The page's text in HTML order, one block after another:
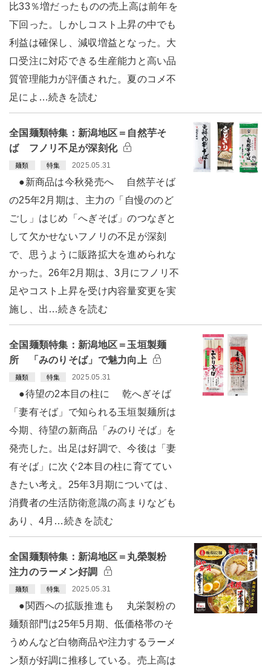
比33％増だったものの売上高は前年を
下回った。しかしコスト上昇の中でも
利益は確保し、減収増益となった。大
口受注に対応できる生産能力と高い品
質管理能力が評価された。夏のコメ不
足によ…続きを読む
全国麺類特集：新潟地区＝自然芋そ
ば フノリ不足が深刻化
麺類 特集 2025.05.31
●新商品は今秋発売へ 自然芋そば
の25年2月期は、主力の「自慢ののど
ごし」はじめ「へぎそば」のつなぎと
して欠かせないフノリの不足が深刻
で、思うように販路拡大を進められな
かった。26年2月期は、3月にフノリ不
足やコスト上昇を受け内容量変更を実
施し、出…続きを読む
全国麺類特集：新潟地区＝玉垣製麺
所 「みのりそば」で魅力向上
麺類 特集 2025.05.31
●待望の2本目の柱に 乾へぎそば
「妻有そば」で知られる玉垣製麺所は
今期、待望の新商品「みのりそば」を
発売した。出足は好調で、今後は「妻
有そば」に次ぐ2本目の柱に育ててい
きたい考え。25年3月期については、
消費者の生活防衛意識の高まりなども
あり、4月…続きを読む
全国麺類特集：新潟地区＝丸榮製粉
注力のラーメン好調
麺類 特集 2025.05.31
●関西への拡販推進も 丸栄製粉の
麺類部門は25年5月期、低価格帯のそ
うめんなど白物商品や注力するラーメ
ン類が好調に推移している。売上高は